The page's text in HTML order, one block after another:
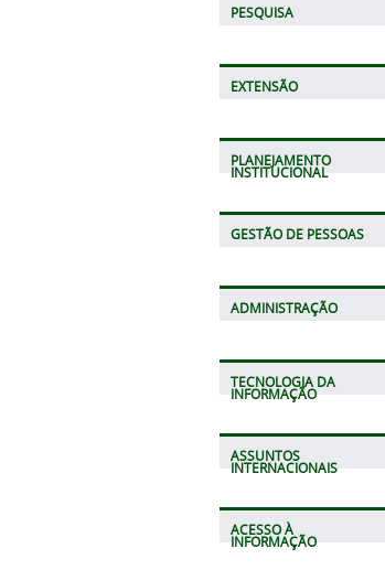
PESQUISA
EXTENSÃO
PLANEJAMENTO
INSTITUCIONAL
GESTÃO DE PESSOAS
ADMINISTRAÇÃO
TECNOLOGIA DA
INFORMAÇÃO
ASSUNTOS
INTERNACIONAIS
ACESSO À
INFORMAÇÃO